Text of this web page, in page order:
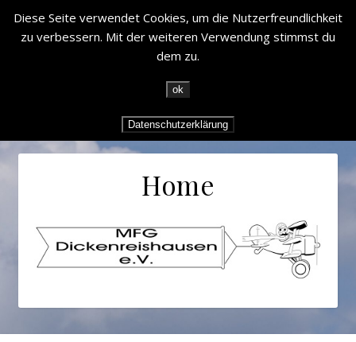
Home
Diese Seite verwendet Cookies, um die Nutzerfreundlichkeit
zu verbessern. Mit der weiteren Verwendung stimmst du
dem zu.
ok
Datenschutzerklärung